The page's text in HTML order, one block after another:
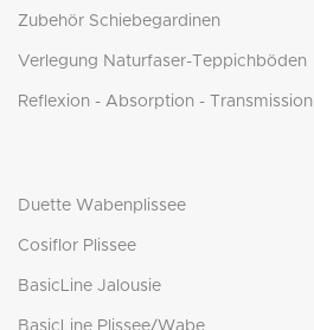
Zubehör Schiebegardinen
Verlegung Naturfaser-Teppichböden
Reflexion - Absorption - Transmission
Duette Wabenplissee
Cosiflor Plissee
BasicLine Jalousie
BasicLine Plissee/Wabe